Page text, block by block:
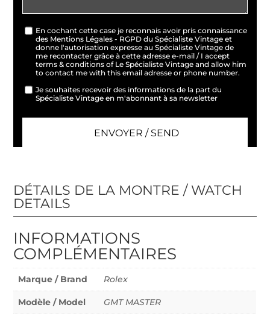
En cochant cette case je reconnais avoir pris connaissance
des Mentions Légales - RGPD du Spécialiste Vintage et
donne l'autorisation expresse au Spécialiste Vintage de
me recontacter grâce à cette adresse e-mail / I accept
terms & conditions of Le Spécialiste Vintage and allow him
to contact me with this email adresse or phone number.
Je souhaites recevoir des informations de la part du
Spécialiste Vintage en m'abonnant à sa newsletter
DÉTAILS DE LA MONTRE / WATCH
DETAILS
INFORMATIONS
COMPLÉMENTAIRES
Marque / Brand Rolex
Modèle / Model GMT MASTER